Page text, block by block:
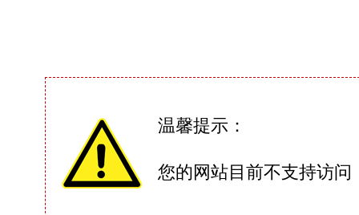
温馨提示：
您的网站目前不支持访